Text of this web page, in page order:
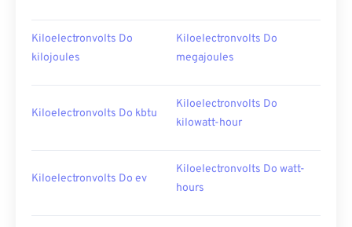
Kiloelectronvolts Do
kilojoules
Kiloelectronvolts Do
megajoules
Kiloelectronvolts Do kbtu
Kiloelectronvolts Do
kilowatt-hour
Kiloelectronvolts Do ev
Kiloelectronvolts Do watt-
hours